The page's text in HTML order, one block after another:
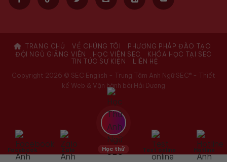
TRANG CHỦ VỀ CHÚNG TÔI
PHƯƠNG PHÁP ĐÀO TẠO
ĐỘI NGŨ GIẢNG VIÊN
HỌC VIÊN SEC
KHÓA HỌC TẠI SEC
TIN TỨC SỰ KIỆN
LIÊN HỆ
Copyright 2026 © SEC English - Trung Tâm Anh Ngữ SEC® - Thiết
kế Web & Vận hành bởi Hải Dương
Facebook Zalo Học thử Test online Hotline